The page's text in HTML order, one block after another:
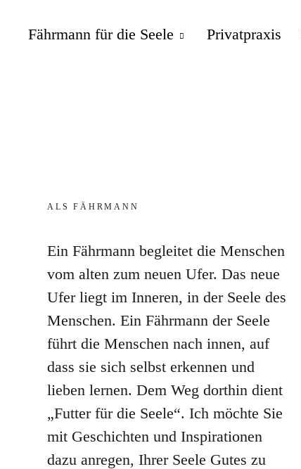
Fährmann für die Seele Privatpraxis
ALS FÄHRMANN
Ein Fährmann begleitet die Menschen
vom alten zum neuen Ufer. Das neue
Ufer liegt im Inneren, in der Seele des
Menschen. Ein Fährmann der Seele
führt die Menschen nach innen, auf
dass sie sich selbst erkennen und
lieben lernen. Dem Weg dorthin dient
„Futter für die Seele“. Ich möchte Sie
mit Geschichten und Inspirationen
dazu anregen, Ihrer Seele Gutes zu